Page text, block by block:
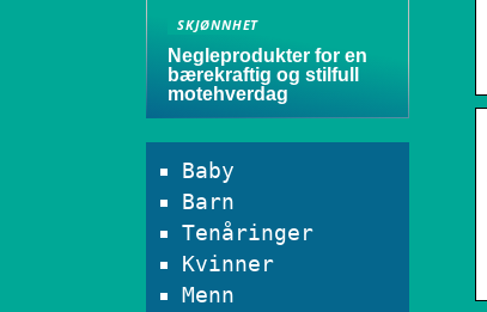
SKJØNNHET
Negleprodukter for en
bærekraftig og stilfull
motehverdag
Baby
Barn
Tenåringer
Kvinner
Menn